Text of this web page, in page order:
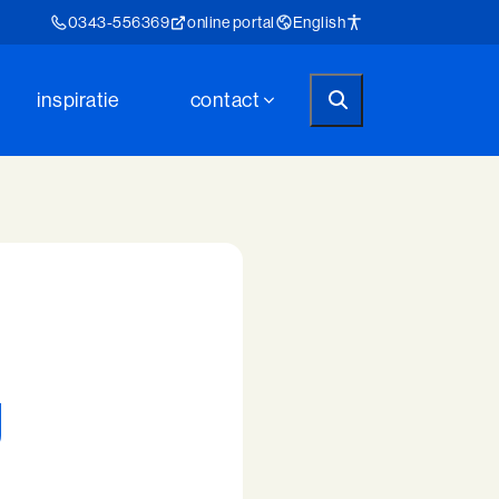
0343-556369 online portal English
inspiratie contact